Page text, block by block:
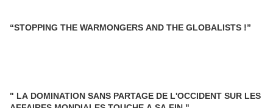
“STOPPING THE WARMONGERS AND THE GLOBALISTS !”
" LA DOMINATION SANS PARTAGE DE L'OCCIDENT SUR LES